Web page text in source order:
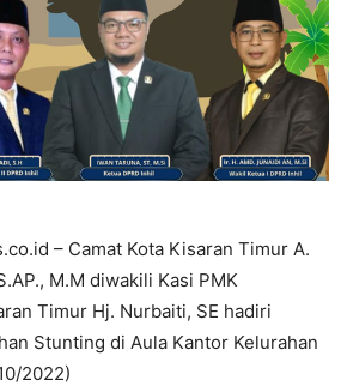
– Camat Kota Kisaran Timur A.
M.M diwakili Kasi PMK
Timur Hj. Nurbaiti, SE hadiri
Stunting di Aula Kantor Kelurahan
2022)